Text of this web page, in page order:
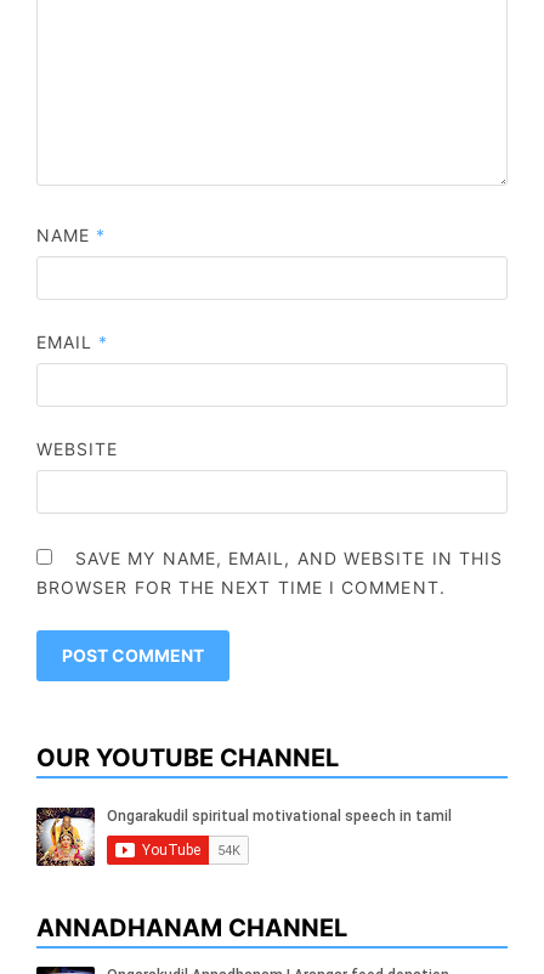
NAME *
EMAIL *
WEBSITE
SAVE MY NAME, EMAIL, AND WEBSITE IN THIS
BROWSER FOR THE NEXT TIME I COMMENT.
OUR YOUTUBE CHANNEL
ANNADHANAM CHANNEL